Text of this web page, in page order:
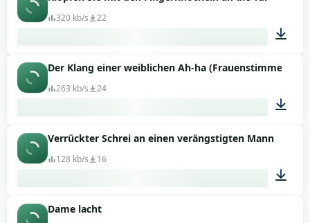
320 kb/s 22
00:01
Der Klang einer weiblichen Ah-ha (Frauenstimme)
263 kb/s 24
00:01
Verrückter Schrei an einen verängstigten Mann
128 kb/s 16
Dame lacht